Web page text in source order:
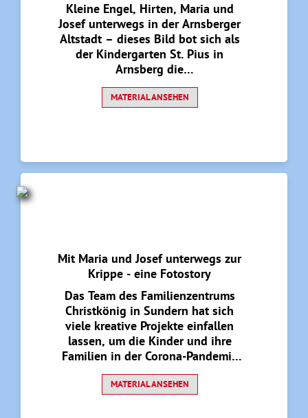
Kleine Engel, Hirten, Maria und
Josef unterwegs in der Arnsberger
Altstadt – dieses Bild bot sich als
der Kindergarten St. Pius in
Arnsberg die
Weihnachtsgeschichte nachstellte.
Die Kinder und ihre Familien
in Gummistiefeln zu den Schafen
auf ihre Weide - begleitet von
MATERIAL ANSEHEN
Mit Maria und Josef unterwegs zur
Krippe - eine Fotostory
Das Team des Familienzentrums
Christkönig in Sundern hat sich
viele kreative Projekte einfallen
lassen, um die Kinder und ihre
Familien in der Corona-Pandemie
zu begleiten. Das Angebot für die
Advents- und Weihnachtszeit hat
MATERIAL ANSEHEN